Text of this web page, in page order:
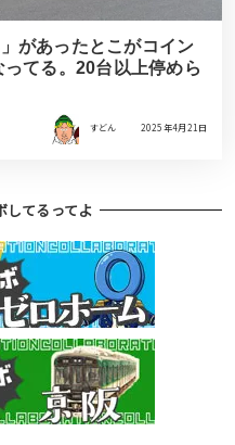
があったとこがコイン
てる。20台以上停めら
すどん 2025年4月21日
してるってよ